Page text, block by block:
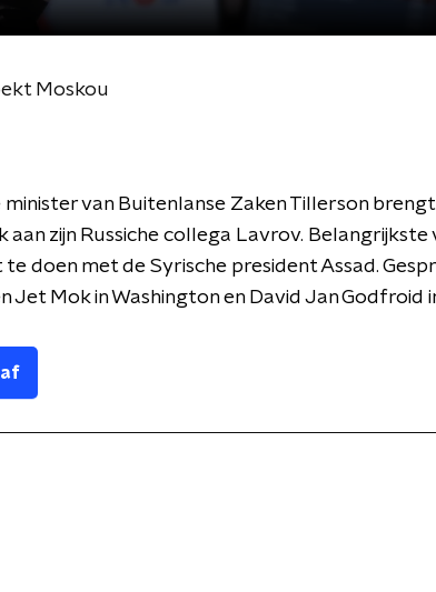
Moskou
minister van Buitenlanse Zaken Tillerson
aan zijn Russiche collega Lavrov. Belangrijkste
doen met de Syrische president Assad.
Jet Mok in Washington en David Jan Godfroid
af